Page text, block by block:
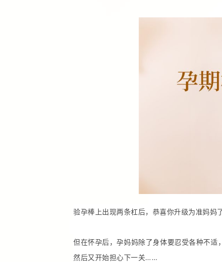
验孕棒上出现两条杠后，恭喜你升级为准妈妈
但在怀孕后，孕妈妈除了身体要忍受各种不
然后又开始担心下一关……